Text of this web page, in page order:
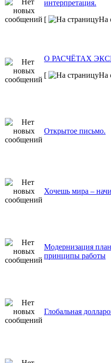
интерпретация.
[
На
О РАСЧЁТАХ
[
На
Открытое письмо.
Хочешь мира –
Модернизация
принципы работы
Глобальная